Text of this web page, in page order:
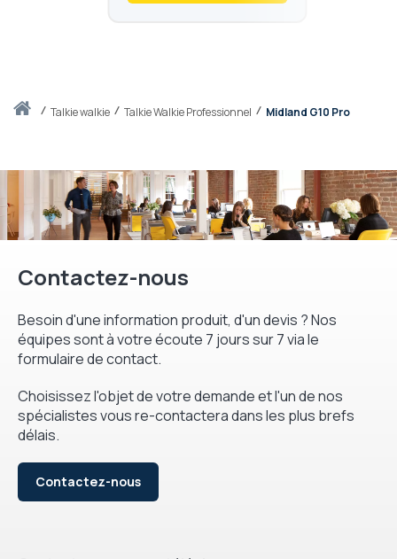
Accueiltalkie walkie Talkie Walkie Professionnel Midland G10 Pro
Contactez-nous
Besoin d'une information produit, d'un devis ? Nos
équipes sont à votre écoute 7 jours sur 7 via le
formulaire de contact.
Choisissez l'objet de votre demande et l'un de nos
spécialistes vous re-contactera dans les plus brefs
délais.
Contactez-nous